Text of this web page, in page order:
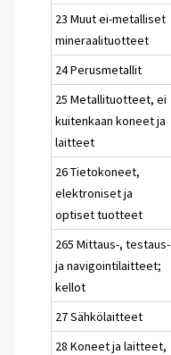
23 Muut ei-metalliset
mineraalituotteet
24 Perusmetallit
25 Metallituotteet, ei
kuitenkaan koneet ja
laitteet
26 Tietokoneet,
elektroniset ja
optiset tuotteet
265 Mittaus-, testaus-
ja navigointilaitteet;
kellot
27 Sähkölaitteet
28 Koneet ja laitteet,